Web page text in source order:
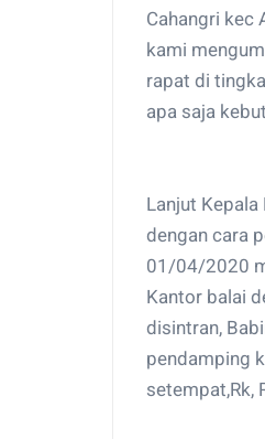
Cahangri kec
kami
rapat di
apa saja
Lanjut
dengan cara
01/04/2020
Kantor balai
disintran,
pendamping
setempat,Rk,